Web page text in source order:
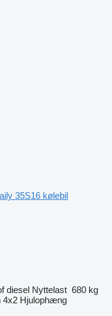
35S16 kølebil
diesel Nyttelast 680 kg
4x2 Hjulophæng